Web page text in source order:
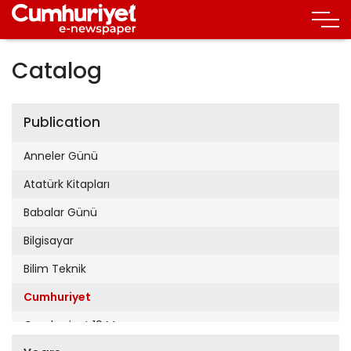
Catalog
Publication
Anneler Günü
Atatürk Kitapları
Babalar Günü
Bilgisayar
Bilim Teknik
Cumhuriyet
Cumhuriyet 19 Mayıs